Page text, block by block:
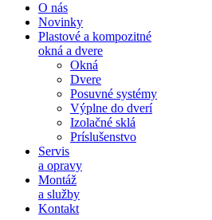
O nás
Novinky
Plastové a kompozitné
okná a dvere
Okná
Dvere
Posuvné systémy
Výplne do dverí
Izolačné sklá
Príslušenstvo
Servis
a opravy
Montáž
a služby
Kontakt